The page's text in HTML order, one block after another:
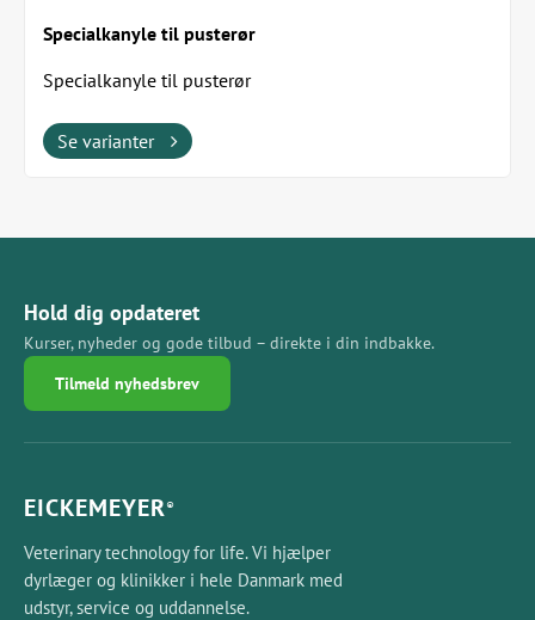
Specialkanyle til pusterør
Specialkanyle til pusterør
Se varianter
Hold dig opdateret
Kurser, nyheder og gode tilbud – direkte i din indbakke.
Tilmeld nyhedsbrev
EICKEMEYER®
Veterinary technology for life. Vi hjælper
dyrlæger og klinikker i hele Danmark med
udstyr, service og uddannelse.